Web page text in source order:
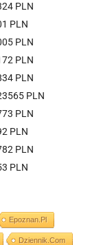
PLN
PLN
PLN
PLN
PLN
PLN
PLN
PLN
PLN
PLN
Epoznan.pl
Dziennik.com